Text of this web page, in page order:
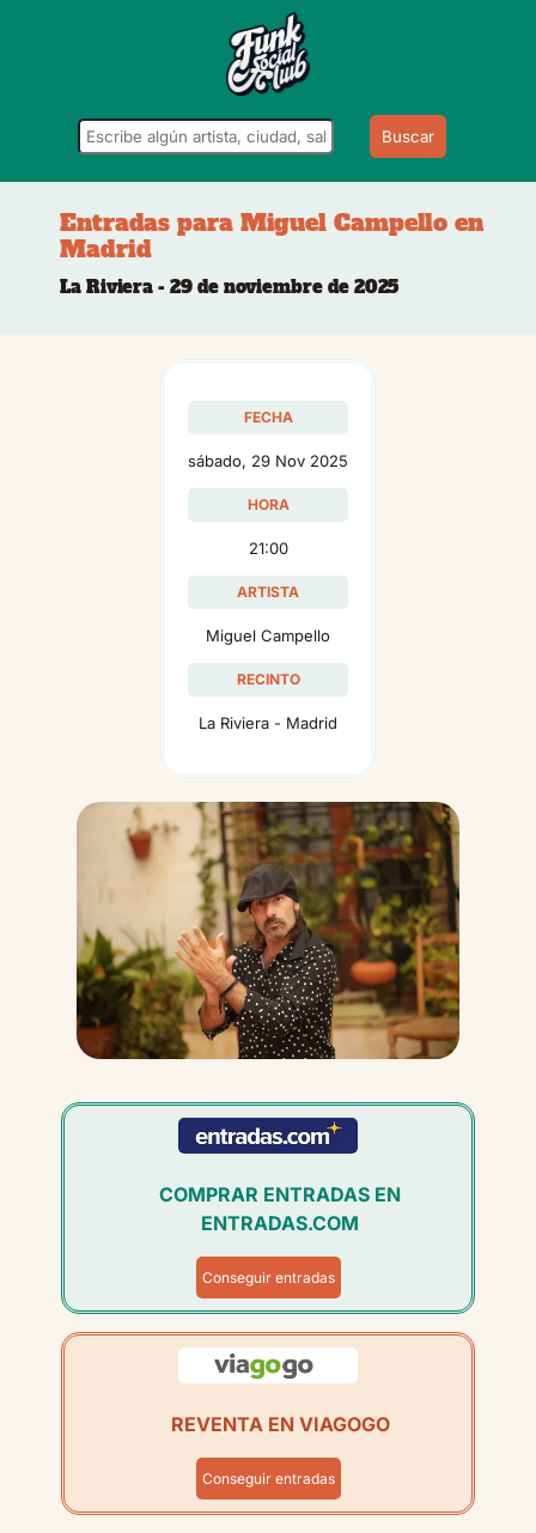
Buscar
Entradas para Miguel Campello en
Madrid
La Riviera - 29 de noviembre de 2025
FECHA
sábado, 29 Nov 2025
HORA
21:00
ARTISTA
Miguel Campello
RECINTO
La Riviera - Madrid
COMPRAR ENTRADAS EN
ENTRADAS.COM
Conseguir entradas
REVENTA EN VIAGOGO
Conseguir entradas